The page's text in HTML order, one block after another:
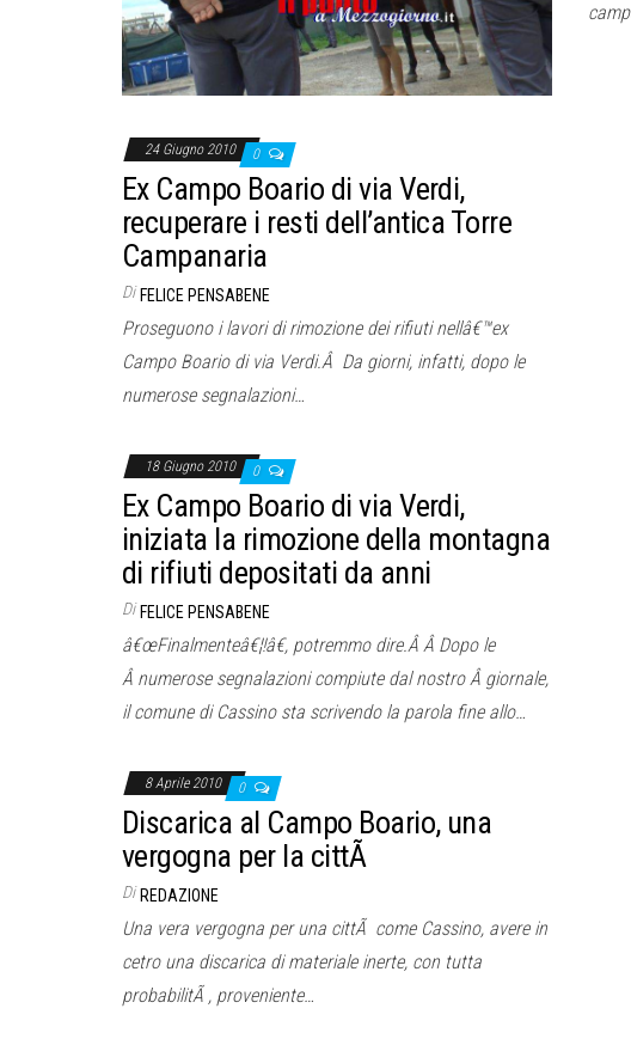
24 Giugno 2010 0
Ex Campo Boario di via Verdi,
recuperare i resti dell’antica Torre
Campanaria
Di FELICE PENSABENE
Proseguono i lavori di rimozione dei rifiuti nellâ€™ex
Campo Boario di via Verdi.Â Da giorni, infatti, dopo le
numerose segnalazioni…
18 Giugno 2010 0
Ex Campo Boario di via Verdi,
iniziata la rimozione della montagna
di rifiuti depositati da anni
Di FELICE PENSABENE
â€œFinalmenteâ€¦!â€, potremmo dire.Â Â Dopo le
Â numerose segnalazioni compiute dal nostro Â giornale,
il comune di Cassino sta scrivendo la parola fine allo…
8 Aprile 2010 0
Discarica al Campo Boario, una
vergogna per la cittÃ
Di REDAZIONE
Una vera vergogna per una cittÃ come Cassino, avere in
cetro una discarica di materiale inerte, con tutta
probabilitÃ , proveniente…